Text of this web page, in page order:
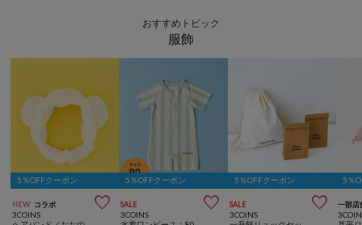
おすすめトピック
服飾
5％OFFクーポン
NEW コラボ 
3COINS
5％OFFクーポン
SALE 
3COINS
5％OFFクーポン
SALE 
3COINS
5％
一部店